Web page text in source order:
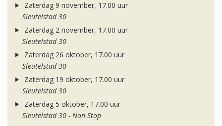
Zaterdag 9 november, 17.00 uur
Sleutelstad 30
Zaterdag 2 november, 17.00 uur
Sleutelstad 30
Zaterdag 26 oktober, 17.00 uur
Sleutelstad 30
Zaterdag 19 oktober, 17.00 uur
Sleutelstad 30
Zaterdag 5 oktober, 17.00 uur
Sleutelstad 30 - Non Stop